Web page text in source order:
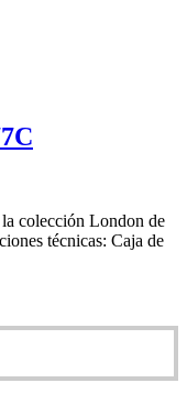
colección London de
técnicas: Caja de